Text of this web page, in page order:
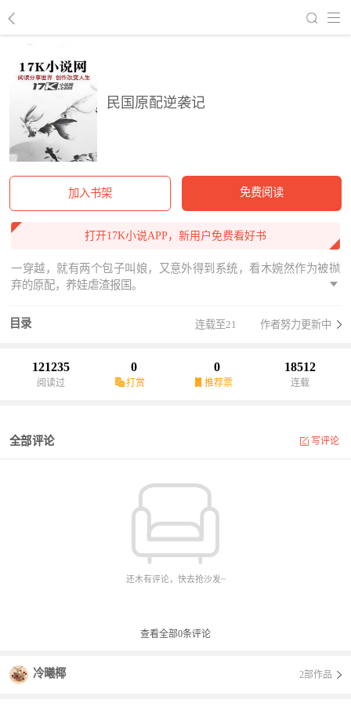
民国原配逆袭记
加入书架 免费阅读
打开17K小说APP，新用户免费看好书
一穿越，就有两个包子叫娘，又意外得到系统，看木婉然作为被抛
弃的原配，养娃虐渣报国。
目录 连载至21 作者努力更新中
121235
阅读过
0
打赏
0
推荐票
18512
连载
全部评论 写评论
还木有评论，快去抢沙发~
查看全部0条评论
冷曦椰 2部作品